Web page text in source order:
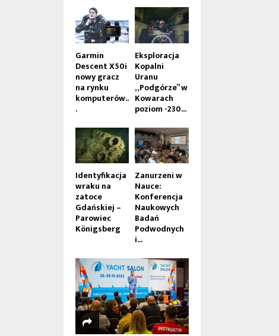
Garmin
Descent X50i
nowy gracz
na rynku
komputerów..
.
Eksploracja
Kopalni
Uranu
„Podgórze” w
Kowarach
poziom -230...
Identyfikacja
wraku na
zatoce
Gdańskiej –
Parowiec
Königsberg
Zanurzeni w
Nauce:
Konferencja
Naukowych
Badań
Podwodnych
i...